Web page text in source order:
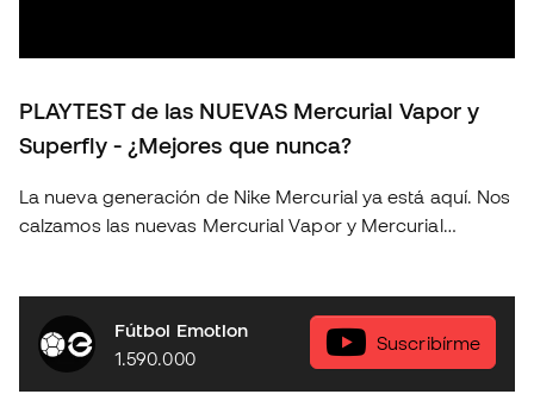
PLAYTEST de las NUEVAS Mercurial Vapor y
Superfly - ¿Mejores que nunca?
La nueva generación de Nike Mercurial ya está aquí. Nos
calzamos las nuevas Mercurial Vapor y Mercurial
respecto a la generación anterior. En este playtest
analizamos: 👟 Ajuste y comodidad. ⚽ Sensaciones con
el balón. 🚀 Tracción, aceleración y cambios de ritmo. 🔍
Todas las novedades de esta nueva generación. 🤔
Fútbol Emotion
1.590.000
Suscribírme